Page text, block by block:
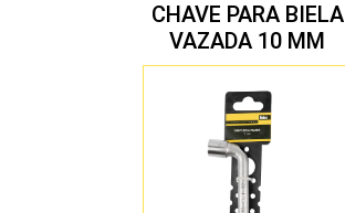
CHAVE PARA BIELA
VAZADA 10 MM